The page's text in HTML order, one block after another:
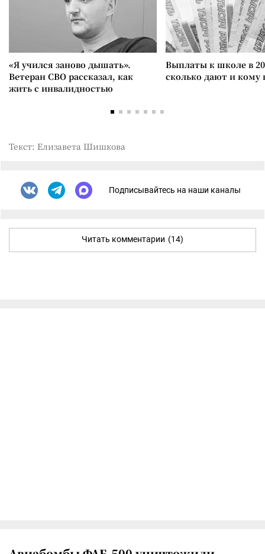
«Я учился заново дышать».
Ветеран СВО рассказал, как
жить с инвалидностью
Выплаты к школе в
сколько дают и
Текст: Елизавета Шишкова
Подписывайтесь на наши каналы
Читать комментарии (14)